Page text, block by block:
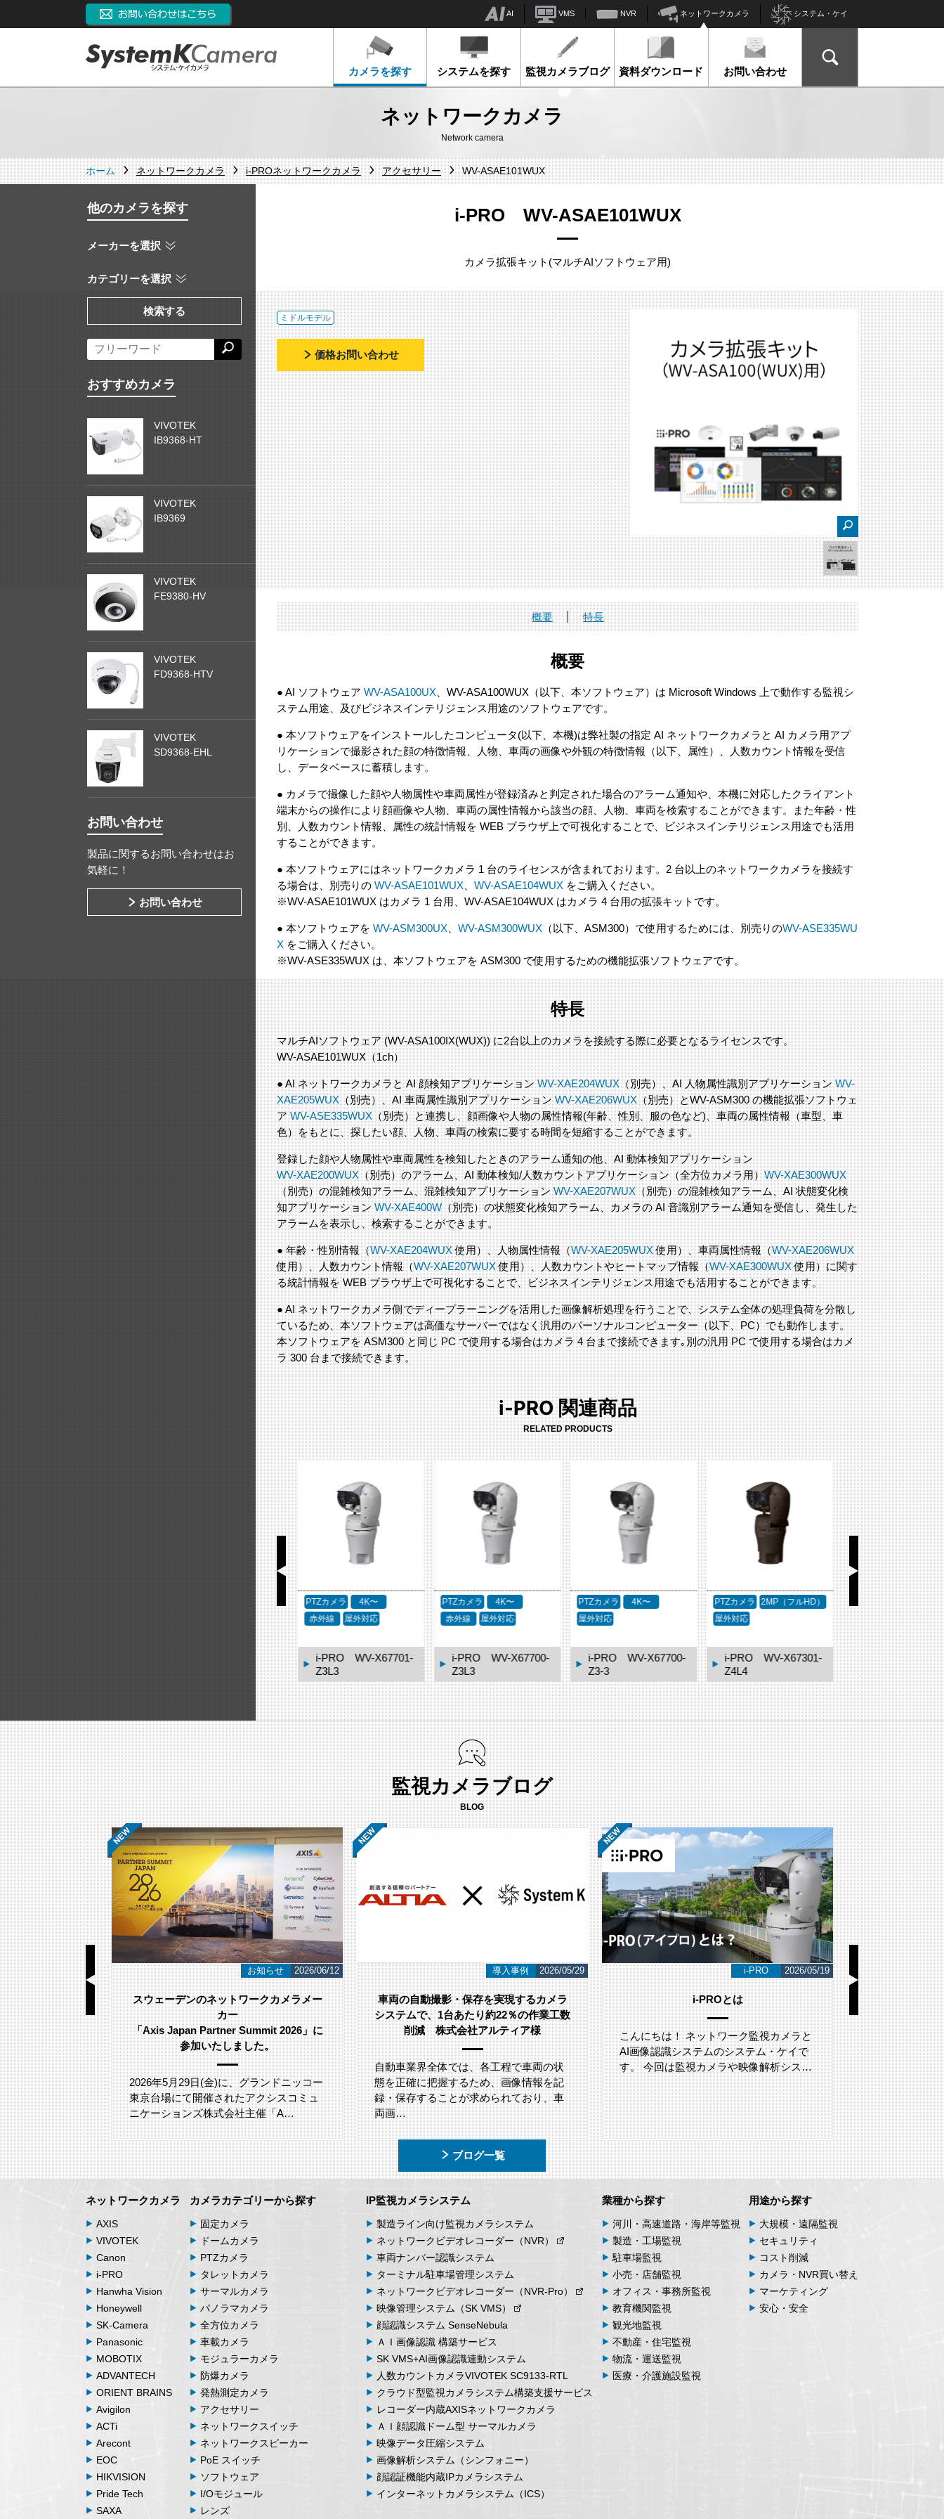
AI VMS NVR ネットワークカメラ システム・ケイ
カメラを探す システムを探す 監視カメラブログ 資料ダウンロード お問い合わせ
ネットワークカメラ
Network camera
ホーム ネットワークカメラ i-PROネットワークカメラ アクセサリー WV-ASAE101WUX
i-PRO WV-ASAE101WUX
カメラ拡張キット(マルチAIソフトウェア用)
ミドルモデル
価格お問い合わせ
概要 特長
概要
● AI ソフトウェア WV-ASA100UX 、WV-ASA100WUX（以下、本ソフトウェア）は Microsoft Windows 上で動作する監視シ
ステム用途、及びビジネスインテリジェンス用途のソフトウェアです。
● 本ソフトウェアをインストールしたコンピュータ(以下、本機)は弊社製の指定 AI ネットワークカメラと AI カメラ用アプ
リケーションで撮影された顔の特徴情報、人物、車両の画像や外観の特徴情報（以下、属性）、人数カウント情報を受信
し、データベースに蓄積します。
● カメラで撮像した顔や人物属性や車両属性が登録済みと判定された場合のアラーム通知や、本機に対応したクライアント
端末からの操作により顔画像や人物、車両の属性情報から該当の顔、人物、車両を検索することができます。また年齢・性
別、人数カウント情報、属性の統計情報を WEB ブラウザ上で可視化することで、ビジネスインテリジェンス用途でも活用
することができます。
● 本ソフトウェアにはネットワークカメラ 1 台のライセンスが含まれております。2 台以上のネットワークカメラを接続す
る場合は、別売りの WV-ASAE101WUX WV-ASAE104WUX をご購入ください。
※WV-ASAE101WUX はカメラ 1 台用、WV-ASAE104WUX はカメラ 4 台用の拡張キットです。
● 本ソフトウェアを WV-ASM300UX WV-ASM300WUX （以下、ASM300）で使用するためには、別売りのWV-ASE335WU
X をご購入ください。
※WV-ASE335WUX は、本ソフトウェアを ASM300 で使用するための機能拡張ソフトウェアです。
特長
マルチAIソフトウェア (WV-ASA100IX(WUX)) に2台以上のカメラを接続する際に必要となるライセンスです。
WV-ASAE101WUX（1ch）
● AI ネットワークカメラと AI 顔検知アプリケーションWV-XAE204WUX（別売）、AI 人物属性識別アプリケーションWV-
XAE205WUX（別売）、AI 車両属性識別アプリケーションWV-XAE206WUX（別売）とWV-ASM300 の機能拡張ソフトウェ
アWV-ASE335WUX（別売）と連携し、顔画像や人物の属性情報(年齢、性別、服の色など)、車両の属性情報（車型、車
色）をもとに、探したい顔、人物、車両の検索に要する時間を短縮することができます。
登録した顔や人物属性や車両属性を検知したときのアラーム通知の他、AI 動体検知アプリケーション
WV-XAE200WUX（別売）のアラーム、AI 動体検知/人数カウントアプリケーション（全方位カメラ用）WV-XAE300WUX
（別売）の混雑検知アラーム、混雑検知アプリケーションWV-XAE207WUX（別売）の混雑検知アラーム、AI 状態変化検
知アプリケーションWV-XAE400W（別売）の状態変化検知アラーム、カメラの AI 音識別アラーム通知を受信し、発生した
アラームを表示し、検索することができます。
● 年齢・性別情報（WV-XAE204WUX使用）、人物属性情報（WV-XAE205WUX使用）、車両属性情報（WV-XAE206WUX
使用）、人数カウント情報（WV-XAE207WUX使用）、人数カウントやヒートマップ情報（WV-XAE300WUX使用）に関す
る統計情報を WEB ブラウザ上で可視化することで、ビジネスインテリジェンス用途でも活用することができます。
● AI ネットワークカメラ側でディープラーニングを活用した画像解析処理を行うことで、システム全体の処理負荷を分散し
ているため、本ソフトウェアは高価なサーバーではなく汎用のパーソナルコンピューター（以下、PC）でも動作します。
本ソフトウェアを ASM300 と同じ PC で使用する場合はカメラ 4 台まで接続できます｡別の汎用 PC で使用する場合はカメ
ラ 300 台まで接続できます。
i-PRO 関連商品
RELATED PRODUCTS
i-PRO WV-X67701-
PTZカメラ
4K〜
赤外線
屋外対応
i-PRO WV-X67700-
Z3L3
PTZカメラ
4K〜
屋外対応
i-PRO WV-X67700-
Z3-3
PTZカメラ
2MP（フルHD）
屋外対応
i-PRO WV-X67301-
Z4L4
PTZカメラ
2MP（フルHD）
屋外対応
i-PRO WV-X67301-
Z4L3
PTZカメラ
2MP（フ
赤外線
屋外対応
i-PRO WV-
Z4L4
他のカメラを探す
メーカーを選択
カテゴリーを選択
検索する
おすすめカメラ
VIVOTEK
IB9368-HT
VIVOTEK
IB9369
VIVOTEK
FE9380-HV
VIVOTEK
FD9368-HTV
VIVOTEK
SD9368-EHL
お問い合わせ
製品に関するお問い合わせはお
気軽に！
お問い合わせ
監視カメラブログ
BLOG
基礎知識 2026/06/23
メラ選び方｜
イント
吹き付ける環
際、「塩害へ
でしょうか。
お知らせ 2026/06/12
スウェーデンのネットワークカメラメー
カー
「Axis Japan Partner Summit 2026」に
参加いたしました。
2026年5月29日(金)に、グランドニッコー
東京台場にて開催されたアクシスコミュ
ニケーションズ株式会社主催「A…
導入事例 2026/05/29
車両の自動撮影・保存を実現するカメラ
システムで、1台あたり約22％の作業工数
削減 株式会社アルティア様
自動車業界全体では、各工程で車両の状
態を正確に把握するため、画像情報を記
録・保存することが求められており、車
両画…
i-PRO 2026/05/19
i-PROとは
こんにちは！ ネットワーク監視カメラと
AI画像認識システムのシステム・ケイで
す。 今回は監視カメラや映像解析シス…
LAN
こんにちは！
AI画像認識シス
す。 今回は、
ブログ一覧
ネットワークカメラ
AXIS
VIVOTEK
Canon
i-PRO
Hanwha Vision
Honeywell
SK-Camera
Panasonic
MOBOTIX
ADVANTECH
ORIENT BRAINS
Avigilon
ACTi
Arecont
EOC
HIKVISION
Pride Tech
SAXA
カメラカテゴリーから探す
固定カメラ
ドームカメラ
PTZカメラ
タレットカメラ
サーマルカメラ
パノラマカメラ
全方位カメラ
車載カメラ
モジュラーカメラ
防爆カメラ
発熱測定カメラ
アクセサリー
ネットワークスイッチ
ネットワークスピーカー
PoE スイッチ
ソフトウェア
I/Oモジュール
レンズ
IP監視カメラシステム
製造ライン向け監視カメラシステム
ネットワーク ビデオレコーダー （NVR）
車両ナンバー認識システム
ターミナル駐車場管理システム
ネットワーク ビデオレコーダー （NVR-Pro）
映像管理システム （SK VMS）
顔認識システム SenseNebula
ＡＩ画像認識 構築サービス
SK VMS+AI画像認識連動システム
人数カウント カメラVIVOTEK SC9133-RTL
クラウド型監視カメラシステム構築支援サービス
レコーダー内蔵AXISネットワークカメラ
ＡＩ顔認識ドーム型 サーマルカメラ
映像データ圧縮システム
画像解析システム （シンフォニー）
顔認証機能内蔵IPカメラシステム
インターネット カメラシステム （ICS）
業種から探す
河川・高速道路・海岸等監視
製造・工場監視
駐車場監視
小売・店舗監視
オフィス・事務所監視
教育機関監視
観光地監視
不動産・住宅監視
物流・運送監視
医療・介護施設監視
用途から探す
大規模・遠隔監視
セキュリティ
コスト削減
カメラ・NVR買い替え
マーケティング
安心・安全